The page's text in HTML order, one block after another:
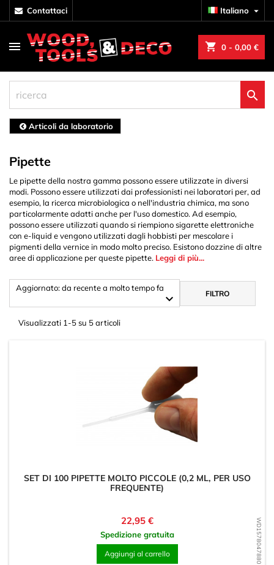
contattaci Italiano 
shopping_cart 0 - 0,00 €

Articoli da laboratorio
Pipette
Le pipette della nostra gamma possono essere utilizzate in diversi
modi. Possono essere utilizzati dai professionisti nei laboratori per, ad
esempio, la ricerca microbiologica o nell'industria chimica, ma sono
particolarmente adatti anche per l'uso domestico. Ad esempio,
possono essere utilizzati quando si riempiono sigarette elettroniche
con e-liquid e vengono utilizzati dagli hobbisti per mescolare i
pigmenti della vernice in modo molto preciso. Esistono dozzine di altre
aree di applicazione per queste pipette. Leggi di più...
Aggiornato: da recente a molto tempo fa
 FILTRO
Visualizzati 1-5 su 5 articoli
WD1578047880
SET DI 100 PIPETTE MOLTO PICCOLE (0,2 ML, PER USO
FREQUENTE)
Prezzo
22,95 €
Spedizione gratuita
Aggiungi al carrello